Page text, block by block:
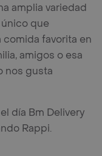
amplia variedad
que
favorita en
amigos o esa
nos gusta
día Bm Delivery
Rappi.